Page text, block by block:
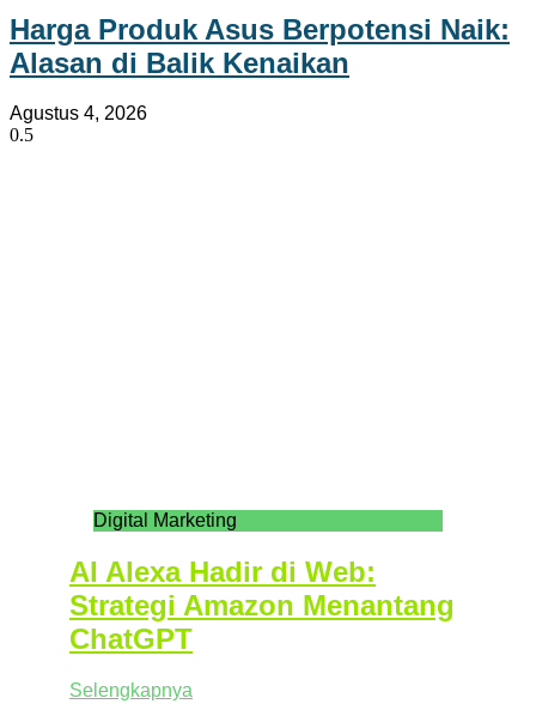
Harga Produk Asus Berpotensi Naik:
Alasan di Balik Kenaikan
Agustus 4, 2026
Digital Marketing
AI Alexa Hadir di Web:
Strategi Amazon Menantang
ChatGPT
Selengkapnya